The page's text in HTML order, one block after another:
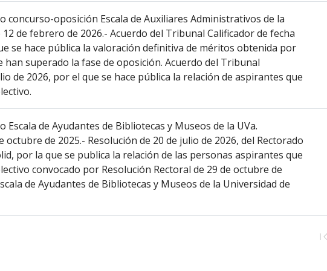
concurso-oposición Escala de Auxiliares Administrativos de la
12 de febrero de 2026.- Acuerdo del Tribunal Calificador de fecha
se hace pública la valoración definitiva de méritos obtenida por
han superado la fase de oposición. Acuerdo del Tribunal
de 2026, por el que se hace pública la relación de aspirantes que
Escala de Ayudantes de Bibliotecas y Museos de la UVa.
octubre de 2025.- Resolución de 20 de julio de 2026, del Rectorado
por la que se publica la relación de las personas aspirantes que
convocado por Resolución Rectoral de 29 de octubre de
de Ayudantes de Bibliotecas y Museos de la Universidad de
Ir